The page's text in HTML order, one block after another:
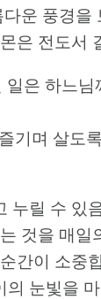
운 풍경
은 전도서
은 하느
며 살도
릴 수
것을 매
이 소
눈빛을